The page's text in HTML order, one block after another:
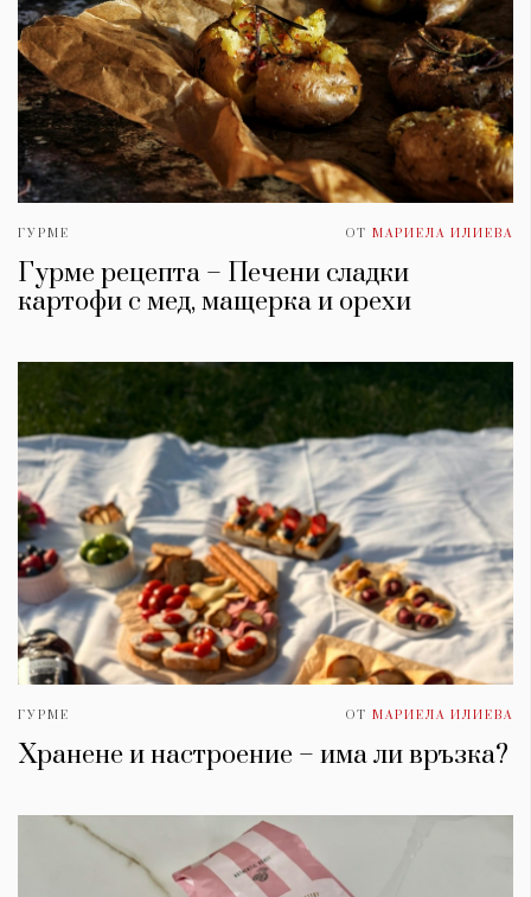
ГУРМЕ ОТ МАРИЕЛА ИЛИЕВА
Гурме рецепта – Печени сладки
картофи с мед, мащерка и орехи
ГУРМЕ ОТ МАРИЕЛА ИЛИЕВА
Хранене и настроение – има ли връзка?